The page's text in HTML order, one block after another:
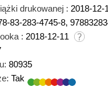
drukowanej : 2018-12-
83-283-4745-8,
: 2018-12-11
80935
Tak